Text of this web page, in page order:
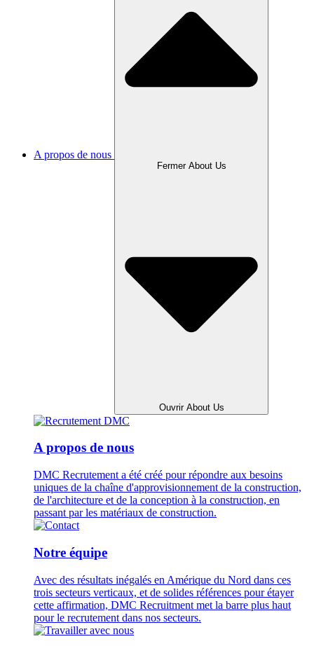
A propos de nous
Fermer About Us
Ouvrir About Us
A propos de nous
DMC Recrutement a été créé pour répondre aux besoins
uniques de la chaîne d'approvisionnement de la construction,
de l'architecture et de la conception à la construction, en
passant par les matériaux de construction.
Notre équipe
Avec des résultats inégalés en Amérique du Nord dans ces
trois secteurs verticaux, et de solides références pour étayer
cette affirmation, DMC Recruitment met la barre plus haut
pour le recrutement dans nos secteurs.